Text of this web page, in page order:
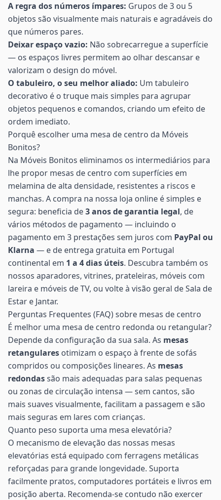
A regra dos números ímpares: Grupos de 3 ou 5
objetos são visualmente mais naturais e agradáveis do
que números pares.
Deixar espaço vazio: Não sobrecarregue a superfície
— os espaços livres permitem ao olhar descansar e
valorizam o design do móvel.
O tabuleiro, o seu melhor aliado: Um tabuleiro
decorativo é o truque mais simples para agrupar
objetos pequenos e comandos, criando um efeito de
ordem imediato.
Porquê escolher uma mesa de centro da Móveis
Bonitos?
Na Móveis Bonitos eliminamos os intermediários para
lhe propor mesas de centro com superfícies em
melamina de alta densidade, resistentes a riscos e
manchas. A compra na nossa loja online é simples e
segura: beneficia de3 anos de garantia legal, de
vários métodos de pagamento — incluindo o
pagamento em 3 prestações sem juros com PayPal ou
Klarna — e de entrega gratuita em Portugal
continental em 1 a 4 dias úteis. Descubra também os
nossos aparadores, vitrines, prateleiras, móveis com
lareira e móveis de TV, ou volte à visão geral deSala de
Estar e Jantar.
Perguntas Frequentes (FAQ) sobre mesas de centro
É melhor uma mesa de centro redonda ou retangular?
Depende da configuração da sua sala. As mesas
retangulares otimizam o espaço à frente de sofás
compridos ou composições lineares. As mesas
redondassão mais adequadas para salas pequenas
ou zonas de circulação intensa — sem cantos, são
mais suaves visualmente, facilitam a passagem e são
mais seguras em lares com crianças.
Quanto peso suporta uma mesa elevatória?
O mecanismo de elevação das nossas mesas
elevatórias está equipado com ferragens metálicas
reforçadas para grande longevidade. Suporta
facilmente pratos, computadores portáteis e livros em
posição aberta. Recomenda-se contudo não exercer